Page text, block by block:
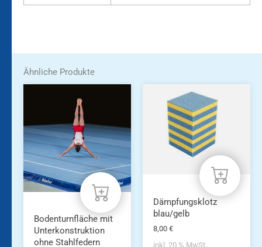
Ähnliche Produkte
mehrere
Varianten
auf.
Die
Optionen
können
auf
Produktseite
gewählt
werden
Bodenturnfläche mit
Unterkonstruktion
ohne Stahlfedern
Dämpfungsklotz
blau/gelb
8,00 €
inkl. 20 % MwSt.